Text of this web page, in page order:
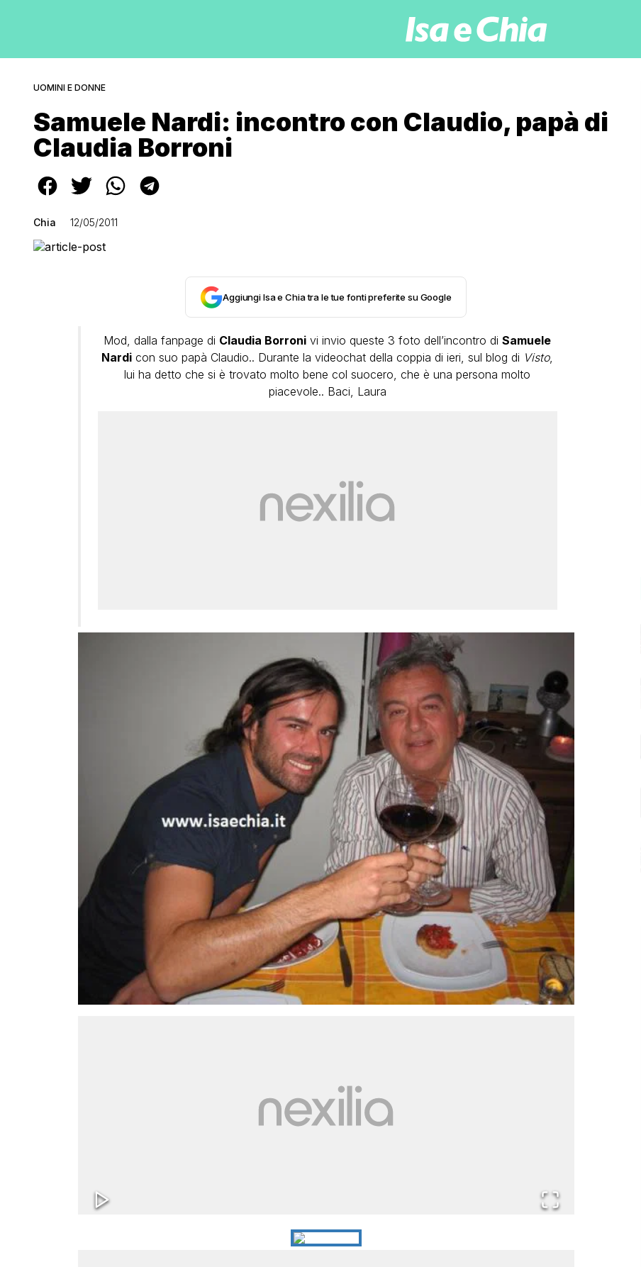
UOMINI E DONNE
Samuele Nardi: incontro con Claudio, papà di
Claudia Borroni
Chia 12/05/2011
Aggiungi Isa e Chia tra le tue fonti preferite su Google
Mod, dalla fanpage di Claudia Borroni vi invio queste 3 foto dell’incontro di Samuele
Nardi con suo papà Claudio.. Durante la videochat della coppia di ieri, sul blog di Visto,
lui ha detto che si è trovato molto bene col suocero, che è una persona molto
piacevole.. Baci, Laura